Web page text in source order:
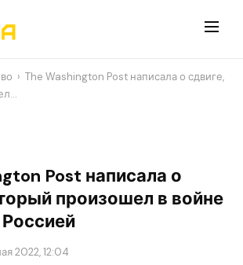
› ​The Washington Post написала о сдвиге,
Post написала о
произошел в войне
2022, 12:04